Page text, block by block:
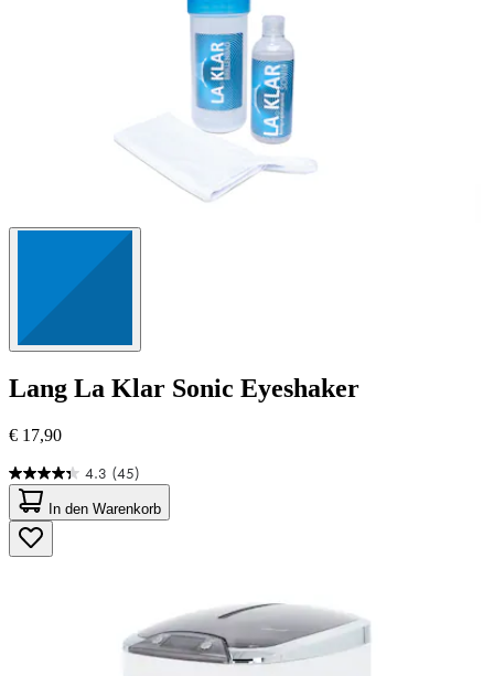
Lang La Klar Sonic Eyeshaker
€ 17,90
4.3 (45)
4.3
von
5
Sternen.
45
In den Warenkorb